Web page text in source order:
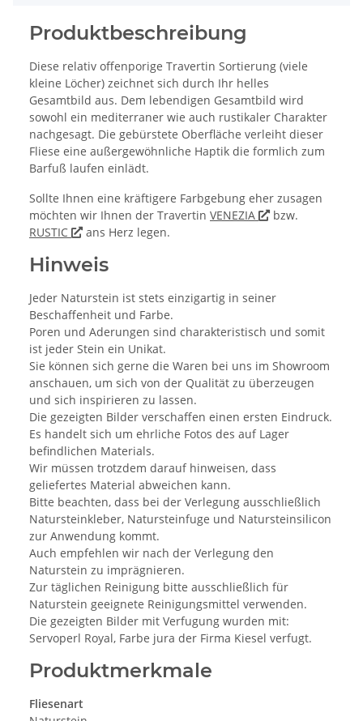
Produktbeschreibung
Diese relativ offenporige Travertin Sortierung (viele
kleine Löcher) zeichnet sich durch Ihr helles
Gesamtbild aus. Dem lebendigen Gesamtbild wird
sowohl ein mediterraner wie auch rustikaler Charakter
nachgesagt. Die gebürstete Oberfläche verleiht dieser
Fliese eine außergewöhnliche Haptik die formlich zum
Barfuß laufen einlädt.
Sollte Ihnen eine kräftigere Farbgebung eher zusagen
möchten wir Ihnen der Travertin VENEZIA
bzw.
RUSTIC
ans Herz legen.
Hinweis
Jeder Naturstein ist stets einzigartig in seiner
Beschaffenheit und Farbe.
Poren und Aderungen sind charakteristisch und somit
ist jeder Stein ein Unikat.
Sie können sich gerne die Waren bei uns im Showroom
anschauen, um sich von der Qualität zu überzeugen
und sich inspirieren zu lassen.
Die gezeigten Bilder verschaffen einen ersten Eindruck.
Es handelt sich um ehrliche Fotos des auf Lager
befindlichen Materials.
Wir müssen trotzdem darauf hinweisen, dass
geliefertes Material abweichen kann.
Bitte beachten, dass bei der Verlegung ausschließlich
Natursteinkleber, Natursteinfuge und Natursteinsilicon
zur Anwendung kommt.
Auch empfehlen wir nach der Verlegung den
Naturstein zu imprägnieren.
Zur täglichen Reinigung bitte ausschließlich für
Naturstein geeignete Reinigungsmittel verwenden.
Die gezeigten Bilder mit Verfugung wurden mit:
Servoperl Royal, Farbe jura der Firma Kiesel verfugt.
Produktmerkmale
Fliesenart